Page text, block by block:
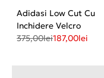
Adidasi Low Cut Cu
Inchidere Velcro
375,00lei187,00lei